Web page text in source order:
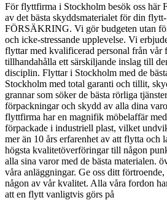
För flyttfirma i Stockholm besök oss här
av det bästa skyddsmaterialet för din
FÖRSÄKRING. Vi gör budgeten utan
och icke-stressande upplevelse. Vi
flyttar med kvalificerad personal från vår
tillhandahålla ett särskiljande inslag till
disciplin. Flyttar i Stockholm med de
Stockholm med total garanti och tillit,
grannar som söker de bästa rörliga
förpackningar och skydd av alla dina
flyttfirma har en magnifik möbelaffär
förpackade i industriell plast, vilket
mer än 10 års erfarenhet av att flytta
högsta kvalitetöverföringar till någon
alla sina varor med de bästa materialen.
våra anläggningar. Ge oss ditt
någon av vår kvalitet. Alla våra fordon
att en flytt vanligtvis görs på